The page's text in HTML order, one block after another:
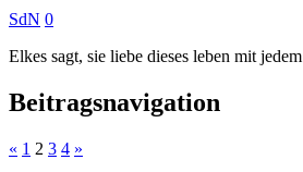
SdN 0
Elkes sagt, sie liebe dieses leben mit
Beitragsnavigation
« 1 2 3 4 »